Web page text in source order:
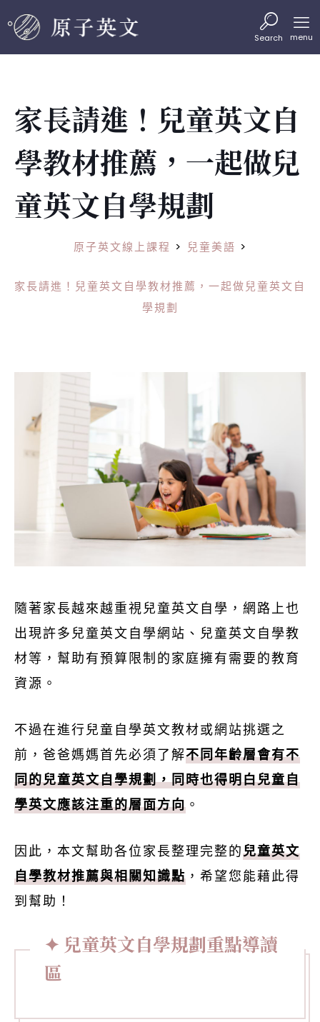
Search menu
家長請進！兒童英文自
學教材推薦，一起做兒
童英文自學規劃
原子英文線上課程 > 兒童美語 >
家長請進！兒童英文自學教材推薦，一起做兒童英文自
學規劃
隨著家長越來越重視兒童英文自學，網路上也
出現許多兒童英文自學網站、兒童英文自學教
材等，幫助有預算限制的家庭擁有需要的教育
資源。
不過在進行兒童自學英文教材或網站挑選之
前，爸爸媽媽首先必須了解不同年齡層會有不
同的兒童英文自學規劃，同時也得明白兒童自
學英文應該注重的層面方向 。
因此，本文幫助各位家長整理完整的兒童英文
自學教材推薦與相關知識點 ，希望您能藉此得
到幫助！
兒童英文自學規劃重點導讀
區